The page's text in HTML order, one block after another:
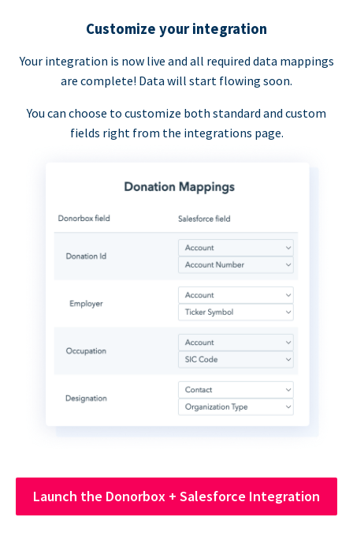
Customize your integration
Your integration is now live and all required data mappings
are complete! Data will start flowing soon.
You can choose to customize both standard and custom
fields right from the integrations page.
Launch the Donorbox + Salesforce Integration